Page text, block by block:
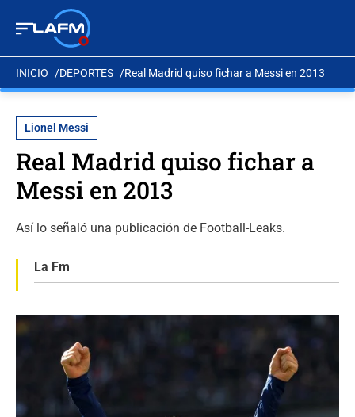
INICIO DEPORTES Real Madrid quiso fichar a Messi en 2013
Lionel Messi
Real Madrid quiso fichar a
Messi en 2013
Así lo señaló una publicación de Football-Leaks.
La Fm